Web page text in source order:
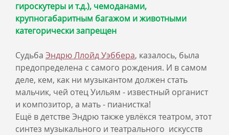
гироскутеры и т.д.), чемоданами,
крупногабаритным багажом и животными
категорически запрещен
Судьба Эндрю Ллойд Уэббера, казалось, была
предопределена с самого рождения. И в самом
деле, кем, как ни музыкантом должен стать
мальчик, чей отец Уильям - известный органист
и композитор, а мать - пианистка!
Ещё в детстве Эндрю также увлёкся театром, этот
синтез музыкального и театрального искусств